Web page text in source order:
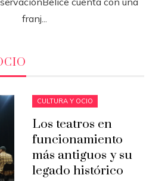
franj...
CULTURA Y OCIO
Los teatros en
funcionamiento
más antiguos y su
legado histórico